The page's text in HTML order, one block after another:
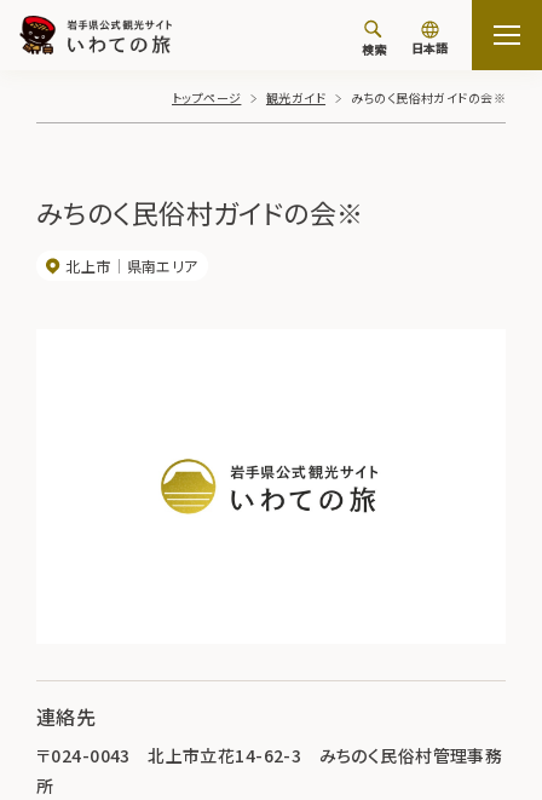
検索 日本語
トップページ 観光ガイド みちのく民俗村ガイドの会※
みちのく民俗村ガイドの会※
北上市 県南エリア
連絡先
〒024-0043 北上市立花14-62-3 みちのく民俗村管理事務
所